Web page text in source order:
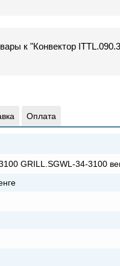
к "Конвектор
Оплата
GRILL.SGWL-34-3100